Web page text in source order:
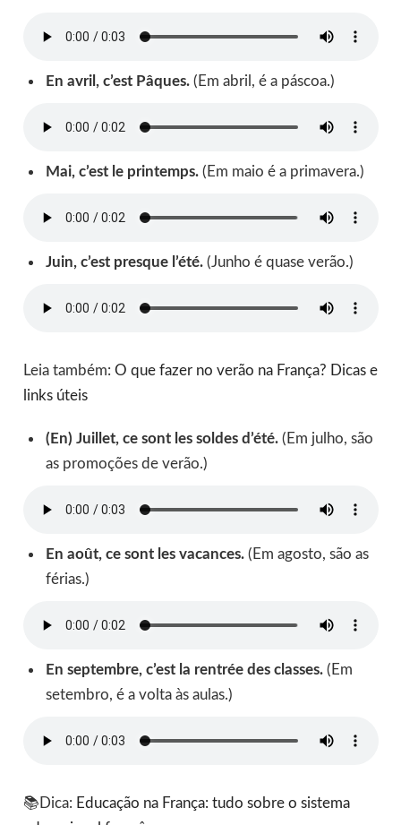
En avril, c’est Pâques. (Em abril, é a páscoa.)
Mai, c’est le printemps.(Em maio é a primavera.)
Juin, c’est presque l’été. (Junho é quase verão.)
Leia também: O que fazer no verão na França? Dicas e
links úteis
(En) Juillet, ce sont les soldes d’été.(Em julho, são
as promoções de verão.)
En août, ce sont les vacances. (Em agosto, são as
férias.)
En septembre, c’est la rentrée des classes. (Em
setembro, é a volta às aulas.)
📚Dica: Educação na França: tudo sobre o sistema